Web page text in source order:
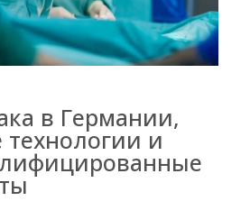
в Германии,
и